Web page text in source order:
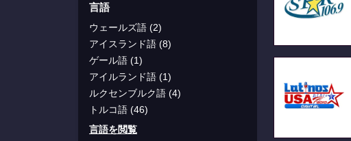
言語
ウェールズ語 (2)
アイスランド語 (8)
ゲール語 (1)
アイルランド語 (1)
ルクセンブルク語 (4)
トルコ語 (46)
言語を閲覧